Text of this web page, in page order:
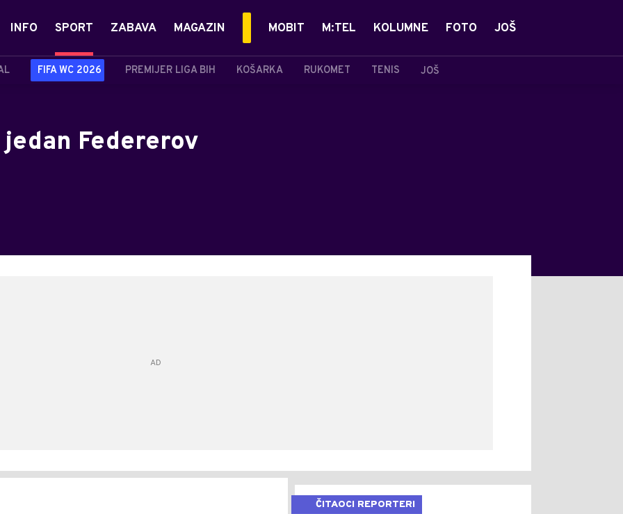
INFO SPORT
FIFA WC 2026 PREMIJER LIGA BIH KOŠARKA RUKOMET TENIS JOŠ
ZABAVA MAGAZIN MOBIT M:TEL KOLUMNE FOTO JOŠ
Federerov
ČITAOCI REPORTERI